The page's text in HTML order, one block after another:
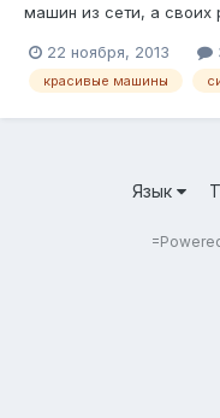
машин из сети, а своих
красивые и с точки
Мне, конечно блистать
22 ноября, 2013
красивые машины
Язык
=